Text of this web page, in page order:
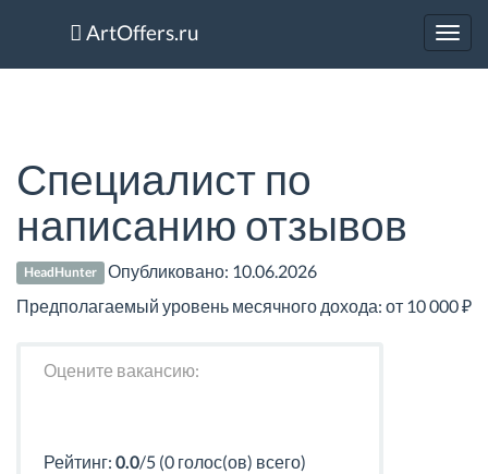
ArtOffers.ru
Специалист по
написанию отзывов
HeadHunter Опубликовано: 10.06.2026
Предполагаемый уровень месячного дохода: от 10 000 ₽
Оцените вакансию:
Рейтинг: 0.0/5 (0 голос(ов) всего)